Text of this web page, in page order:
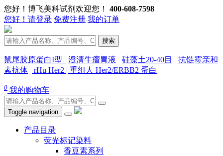
您好！博飞美科试剂欢迎您！ 400-608-7598
您好！请登录 免费注册 我的订单
搜索
鼠尾胶原蛋白I型 澄清牛瘤胃液 硅藻土20-40目
抗链霉亲和
素抗体
rHu Her2 | 重组人 Her2/ERBB2 蛋白
0 我的购物车
Toggle navigation
产品目录
荧光标记染料
香豆素系列